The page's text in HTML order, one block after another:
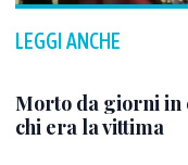
LEGGI ANCHE
Morto da giorni in
chi era la vittima